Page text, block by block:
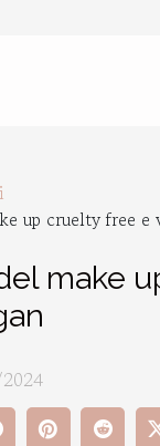
up cruelty free e
make